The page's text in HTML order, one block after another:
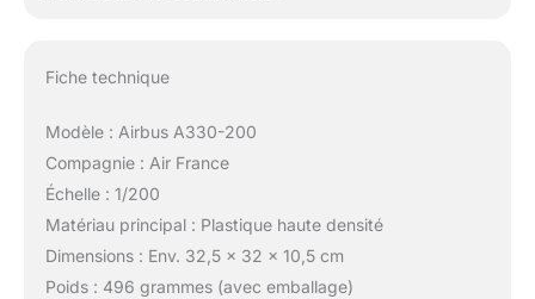
Fiche technique
Modèle : Airbus A330-200
Compagnie : Air France
Échelle : 1/200
Matériau principal : Plastique haute densité
Dimensions : Env. 32,5 x 32 x 10,5 cm
Poids : 496 grammes (avec emballage)